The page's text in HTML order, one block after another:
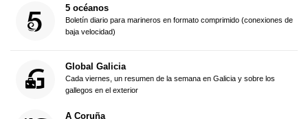
5 océanos
Boletín diario para marineros en formato comprimido (conexiones de
baja velocidad)
Global Galicia
Cada viernes, un resumen de la semana en Galicia y sobre los
gallegos en el exterior
A Coruña